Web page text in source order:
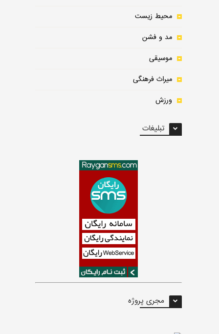
محیط زیست
مد و فشن
موسیقی
میراث فرهنگی
ورزش
تبلیغات
مجری پروژه